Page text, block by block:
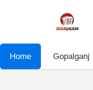
Home Gopalganj